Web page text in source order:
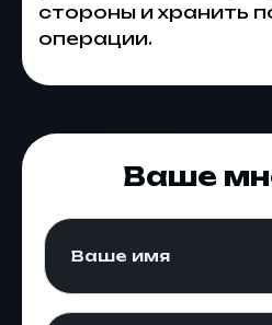
стороны и хранить
операции.
Ваше